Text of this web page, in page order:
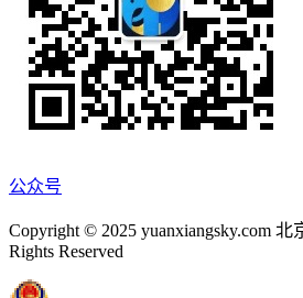
公众号
Copyright © 2025 yuanxiangsky.com
Rights Reserved